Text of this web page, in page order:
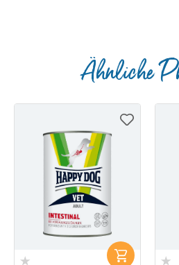
Ähnliche